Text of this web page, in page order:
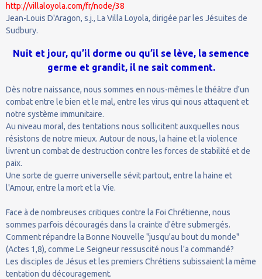
http://villaloyola.com/fr/node/38
Jean-Louis D'Aragon, s.j., La Villa Loyola, dirigée par les Jésuites de
Sudbury.
Nuit et jour, qu’il dorme ou qu’il se lève, la semence
germe et grandit, il ne sait comment.
Dès notre naissance, nous sommes en nous-mêmes le théâtre d'un
combat entre le bien et le mal, entre les virus qui nous attaquent et
notre système immunitaire.
Au niveau moral, des tentations nous sollicitent auxquelles nous
résistons de notre mieux. Autour de nous, la haine et la violence
livrent un combat de destruction contre les forces de stabilité et de
paix.
Une sorte de guerre universelle sévit partout, entre la haine et
l'Amour, entre la mort et la Vie.
Face à de nombreuses critiques contre la Foi Chrétienne, nous
sommes parfois découragés dans la crainte d'être submergés.
Comment répandre la Bonne Nouvelle "jusqu'au bout du monde"
(Actes 1,8), comme Le Seigneur ressuscité nous l'a commandé?
Les disciples de Jésus et les premiers Chrétiens subissaient la même
tentation du découragement.